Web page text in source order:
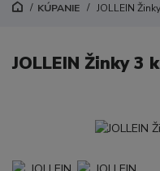
KÚPANIE JOLLEIN
JOLLEIN Žinky 3